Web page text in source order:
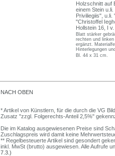
Holzschnitt auf
einem Stein
Priviliegiis",
"Christoffel
Hollstein 16, I v.
Blatt stärker
rechten und
ergänzt.
Hinterlegungen
Bl. 44 x 31 cm.
NACH OBEN
* Artikel von Künstlern, für die durch die VG
Zusatz "zzgl. Folgerechts-Anteil 2,5%"
Die im Katalog ausgewiesenen Preise sind
Zuschlagspreis wird damit keine
** Regelbesteuerte Artikel sind gesondert
inkl. MwSt (brutto) ausgewiesen. Alle Aufrufe
7.3.)